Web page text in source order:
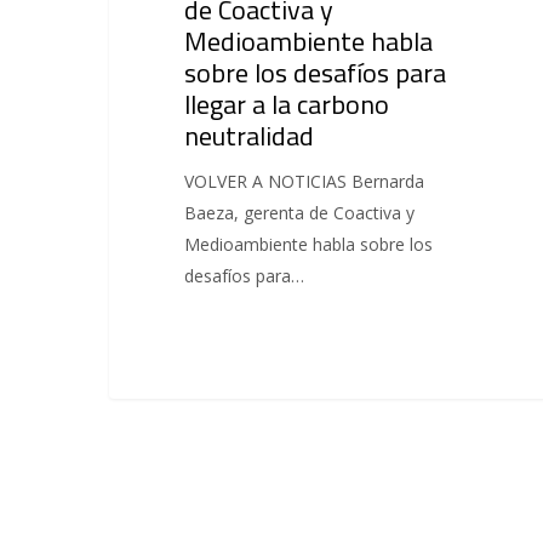
de Coactiva y
Medioambiente habla
sobre los desafíos para
llegar a la carbono
neutralidad
VOLVER A NOTICIAS Bernarda
Baeza, gerenta de Coactiva y
Medioambiente habla sobre los
desafíos para…